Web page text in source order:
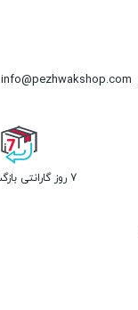
info@pezhwakshop.com
7 روز گارانتی بازگشت وجه